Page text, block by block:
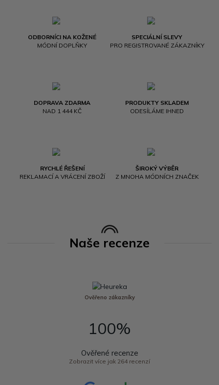
ODBORNÍCI NA KOŽENÉ
MÓDNÍ DOPLŇKY
SPECIÁLNÍ SLEVY
PRO REGISTROVANÉ ZÁKAZNÍKY
DOPRAVA ZDARMA
NAD 1 444 KČ
PRODUKTY SKLADEM
ODESÍLÁME IHNED
RYCHLÉ ŘEŠENÍ
REKLAMACÍ A VRÁCENÍ ZBOŽÍ
ŠIROKÝ VÝBĚR
Z MNOHA MÓDNÍCH ZNAČEK
Naše recenze
Ověřeno zákazníky
100%
Ověřené recenze
Zobrazit více jak 264 recenzí